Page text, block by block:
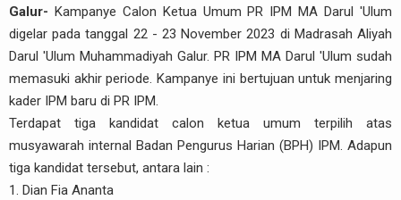
Galur- Kampanye Calon Ketua Umum PR IPM MA Darul 'Ulum
digelar pada tanggal 22 - 23 November 2023 di Madrasah Aliyah
Darul 'Ulum Muhammadiyah Galur. PR IPM MA Darul 'Ulum sudah
memasuki akhir periode. Kampanye ini bertujuan untuk menjaring
kader IPM baru di PR IPM.
Terdapat tiga kandidat calon ketua umum terpilih atas
musyawarah internal Badan Pengurus Harian (BPH) IPM. Adapun
tiga kandidat tersebut, antara lain :
1. Dian Fia Ananta